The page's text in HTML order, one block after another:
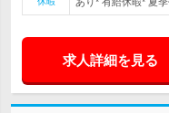
求人詳細を見る